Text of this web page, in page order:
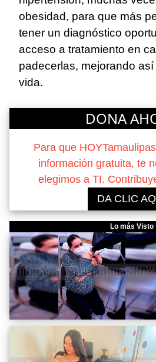
obesidad, para que más
tener un diagnóstico
acceso a tratamiento en
padecerlas, mejorando
vida.
DONA
Para que
información gratuita, te
elegimos a TI.
DA CLIC
Lo más Visto